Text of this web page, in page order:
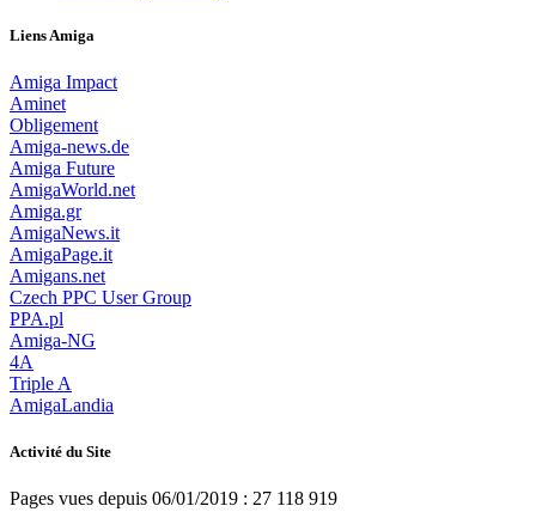
Liens Amiga
Amiga Impact
Aminet
Obligement
Amiga-news.de
Amiga Future
AmigaWorld.net
Amiga.gr
AmigaNews.it
AmigaPage.it
Amigans.net
Czech PPC User Group
PPA.pl
Amiga-NG
4A
Triple A
AmigaLandia
Activité du Site
Pages vues depuis 06/01/2019 : 27 118 919